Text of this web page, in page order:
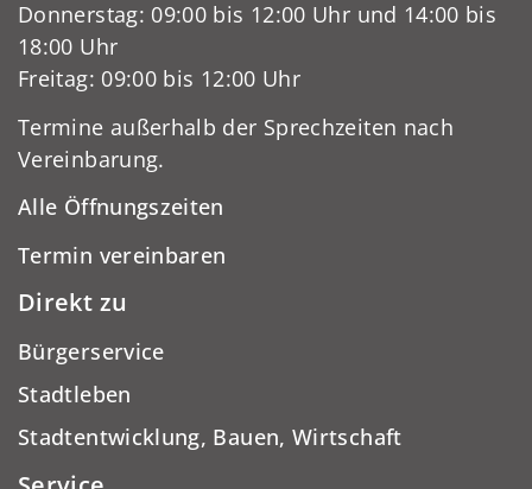
Donnerstag: 09:00 bis 12:00 Uhr und 14:00 bis
18:00 Uhr
Freitag: 09:00 bis 12:00 Uhr
Termine außerhalb der Sprechzeiten nach
Vereinbarung.
Alle Öffnungszeiten
Termin vereinbaren
Direkt zu
Bürgerservice
Stadtleben
Stadtentwicklung, Bauen, Wirtschaft